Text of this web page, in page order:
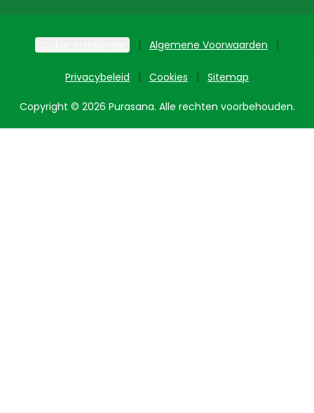
Algemene Voorwaarden
Privacybeleid Cookies Sitemap
Copyright © 2026 Purasana. Alle rechten voorbehouden.